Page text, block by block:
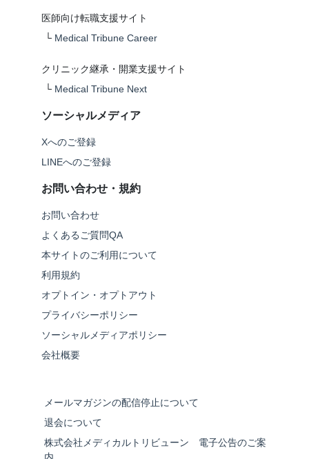
医師向け転職支援サイト
└ Medical Tribune Career
クリニック継承・開業支援サイト
└ Medical Tribune Next
ソーシャルメディア
Xへのご登録
LINEへのご登録
お問い合わせ・規約
お問い合わせ
よくあるご質問QA
本サイトのご利用について
利用規約
オプトイン・オプトアウト
プライバシーポリシー
ソーシャルメディアポリシー
会社概要
メールマガジンの配信停止について
退会について
株式会社メディカルトリビューン 電子公告のご案